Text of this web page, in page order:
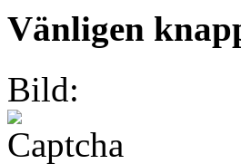
Vänligen
Bild: